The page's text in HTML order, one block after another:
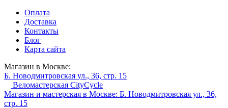
Оплата
Доставка
Контакты
Блог
Карта сайта
Магазин в Москве:
Б. Новодмитровская ул., 36, стр. 15
Веломастерская CityCycle
Магазин и мастерская в Москве: Б. Новодмитровская ул., 36,
стр. 15